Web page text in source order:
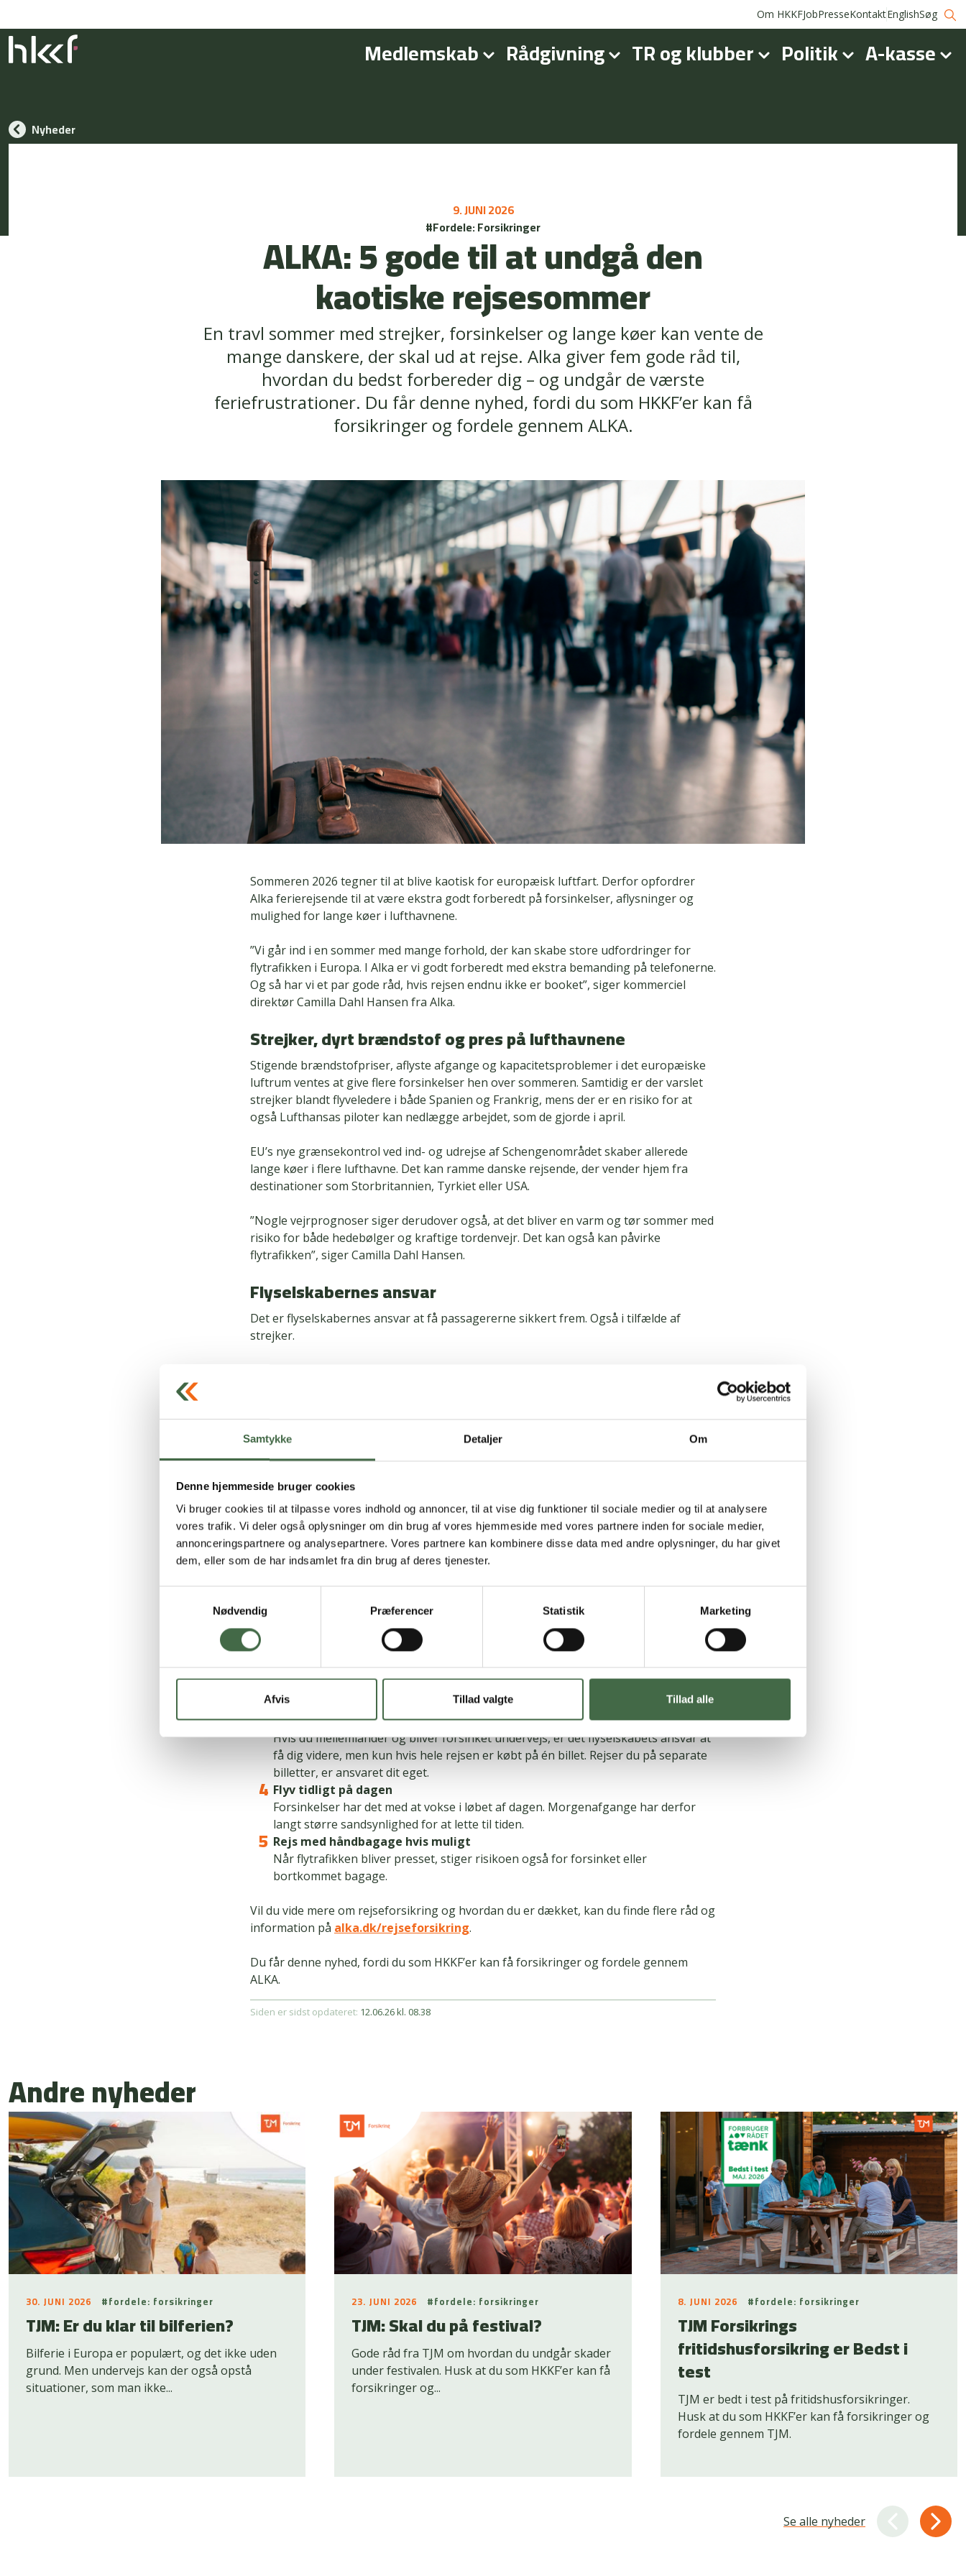
Samtykke Detaljer Om
Denne hjemmeside bruger cookies
Vi bruger cookies til at tilpasse vores indhold og annoncer, til at vise dig funktioner til sociale medier og til at analysere
vores trafik. Vi deler også oplysninger om din brug af vores hjemmeside med vores partnere inden for sociale medier,
annonceringspartnere og analysepartnere. Vores partnere kan kombinere disse data med andre oplysninger, du har givet
dem, eller som de har indsamlet fra din brug af deres tjenester.
Nødvendig
Præferencer Statistik Marketing
Afvis Tillad valgte Tillad alle
Om HKKFJobPresseKontaktEnglishSøg
Medlemskab Rådgivning TR og klubber Politik A-kasse
Nyheder
9. JUNI 2026
#Fordele: Forsikringer
ALKA: 5 gode til at undgå den
kaotiske rejsesommer
En travl sommer med strejker, forsinkelser og lange køer kan vente de
mange danskere, der skal ud at rejse. Alka giver fem gode råd til,
hvordan du bedst forbereder dig – og undgår de værste
feriefrustrationer. Du får denne nyhed, fordi du som HKKF’er kan få
forsikringer og fordele gennem ALKA.
Sommeren 2026 tegner til at blive kaotisk for europæisk luftfart. Derfor opfordrer
Alka ferierejsende til at være ekstra godt forberedt på forsinkelser, aflysninger og
mulighed for lange køer i lufthavnene.
”Vi går ind i en sommer med mange forhold, der kan skabe store udfordringer for
flytrafikken i Europa. I Alka er vi godt forberedt med ekstra bemanding på telefonerne.
Og så har vi et par gode råd, hvis rejsen endnu ikke er booket”, siger kommerciel
direktør Camilla Dahl Hansen fra Alka.
Strejker, dyrt brændstof og pres på lufthavnene
Stigende brændstofpriser, aflyste afgange og kapacitetsproblemer i det europæiske
luftrum ventes at give flere forsinkelser hen over sommeren. Samtidig er der varslet
strejker blandt flyveledere i både Spanien og Frankrig, mens der er en risiko for at
også Lufthansas piloter kan nedlægge arbejdet, som de gjorde i april.
EU’s nye grænsekontrol ved ind- og udrejse af Schengenområdet skaber allerede
lange køer i flere lufthavne. Det kan ramme danske rejsende, der vender hjem fra
destinationer som Storbritannien, Tyrkiet eller USA.
”Nogle vejrprognoser siger derudover også, at det bliver en varm og tør sommer med
risiko for både hedebølger og kraftige tordenvejr. Det kan også kan påvirke
flytrafikken”, siger Camilla Dahl Hansen.
Flyselskabernes ansvar
Det er flyselskabernes ansvar at få passagererne sikkert frem. Også i tilfælde af
strejker.
Hun anbefaler dog stadig, at alle rejsende har en rejseforsikring.
eksempel være forsinket bagage, sygdom på rejsen eller afbestilling på grund af
sygdom før afrejse. Med Alkas rejseforsikring er hele husstanden dækket, i hele
verden og hele året. Så skal man ikke spekulere over hvornår, og hvor man nu er
dækket, og om rejseforsikringen også dækker fx familiens børn”, siger hun.
Sørg for at have en gyldig rejseforsikring, allerede når rejsen bliver bestilt. Alkas
årsrejseforsikring, dækker hele familien og husstanden. Det er ikke altid tilfældet
med kreditkortforsikringer eller flyselskabernes egne forsikringer.
Vælg flyselskab med omtanke
Flere flyselskaber har allerede varslet omfattende aflysninger denne sommer.
Samtidig er nogle selskaber ekstra pressede af stigende brændstofpriser.
Køb billet til slutdestinationen
Hvis du mellemlander og bliver forsinket undervejs, er det flyselskabets ansvar at
få dig videre, men kun hvis hele rejsen er købt på én billet. Rejser du på separate
billetter, er ansvaret dit eget.
Flyv tidligt på dagen
Forsinkelser har det med at vokse i løbet af dagen. Morgenafgange har derfor
langt større sandsynlighed for at lette til tiden.
Rejs med håndbagage hvis muligt
Når flytrafikken bliver presset, stiger risikoen også for forsinket eller
bortkommet bagage.
Vil du vide mere om rejseforsikring og hvordan du er dækket, kan du finde flere råd og
information på alka.dk/rejseforsikring.
Du får denne nyhed, fordi du som HKKF’er kan få forsikringer og fordele gennem
ALKA.
Siden er sidst opdateret: 12.06.26 kl. 08.38
Andre nyheder
30. JUNI 2026 #fordele: forsikringer
TJM: Er du klar til bilferien?
Bilferie i Europa er populært, og det ikke uden
grund. Men undervejs kan der også opstå
situationer, som man ikke...
23. JUNI 2026 #fordele: forsikringer
TJM: Skal du på festival?
Gode råd fra TJM om hvordan du undgår skader
under festivalen. Husk at du som HKKF’er kan få
forsikringer og...
8. JUNI 2026 #fordele: forsikringer
TJM Forsikrings
fritidshusforsikring er Bedst i
test
TJM er bedt i test på fritidshusforsikringer.
Husk at du som HKKF’er kan få forsikringer og
fordele gennem TJM.
Se alle nyheder